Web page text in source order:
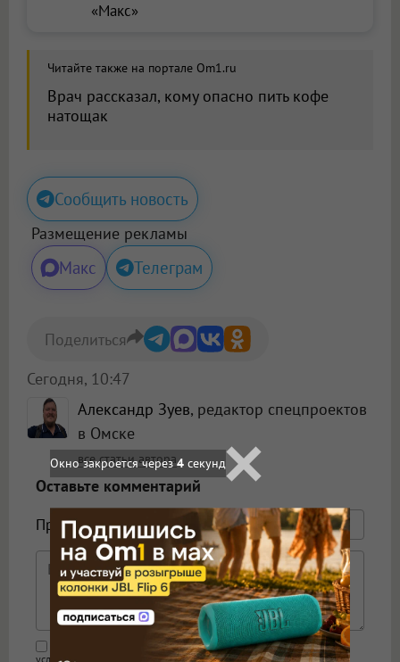
«Макс»
Читайте также на портале Om1.ru
Врач рассказал, кому опасно пить кофе
натощак
Сообщить новость
Размещение рекламы
Макс Телеграм
Александр Зуев, редактор спецпроектов
в Омске
все статьи автора
Сегодня, 10:47
Поделиться
Оставьте комментарий
Представьтесь
Поддержка HTML
Я даю согласие на обработку моих персональных данных на
условиях
Политики обработки персональных данных.
Окно закроется через2 секунд